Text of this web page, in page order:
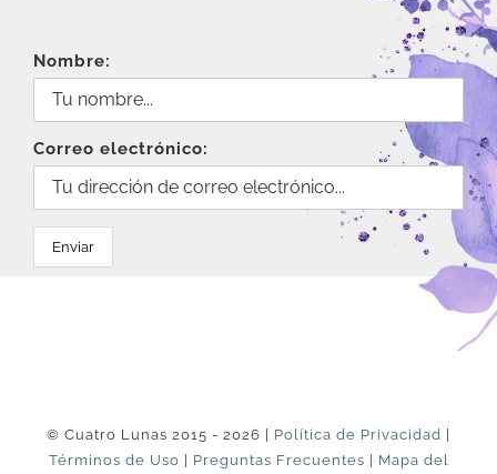
Nombre:
Correo electrónico:
© Cuatro Lunas 2015 - 2026 | Política de Privacidad
Términos de Uso
Preguntas Frecuentes Mapa del